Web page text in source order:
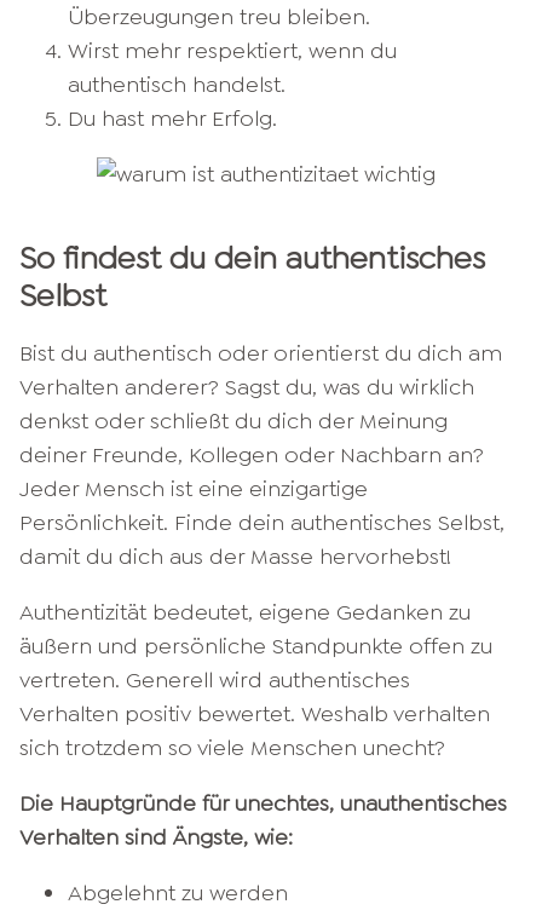
Überzeugungen treu bleiben.
Wirst mehr respektiert, wenn du
authentisch handelst.
Du hast mehr Erfolg.
So findest du dein authentisches
Selbst
Bist du authentisch oder orientierst du dich am
Verhalten anderer? Sagst du, was du wirklich
denkst oder schließt du dich der Meinung
deiner Freunde, Kollegen oder Nachbarn an?
Jeder Mensch ist eine einzigartige
Persönlichkeit. Finde dein authentisches Selbst,
damit du dich aus der Masse hervorhebst!
Authentizität bedeutet, eigene Gedanken zu
äußern und persönliche Standpunkte offen zu
vertreten. Generell wird authentisches
Verhalten positiv bewertet. Weshalb verhalten
sich trotzdem so viele Menschen unecht?
Die Hauptgründe für unechtes, unauthentisches
Verhalten sind Ängste, wie:
Abgelehnt zu werden